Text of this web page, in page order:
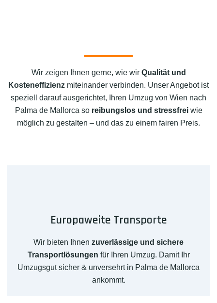
Wir zeigen Ihnen gerne, wie wir Qualität und
Kosteneffizienz miteinander verbinden. Unser Angebot ist
speziell darauf ausgerichtet, Ihren Umzug von Wien nach
Palma de Mallorca so reibungslos und stressfreiwie
möglich zu gestalten – und das zu einem fairen Preis.
Europaweite Transporte
Wir bieten Ihnen zuverlässige und sichere
Transportlösungen für Ihren Umzug. Damit Ihr
Umzugsgut sicher & unversehrt in Palma de Mallorca
ankommt.